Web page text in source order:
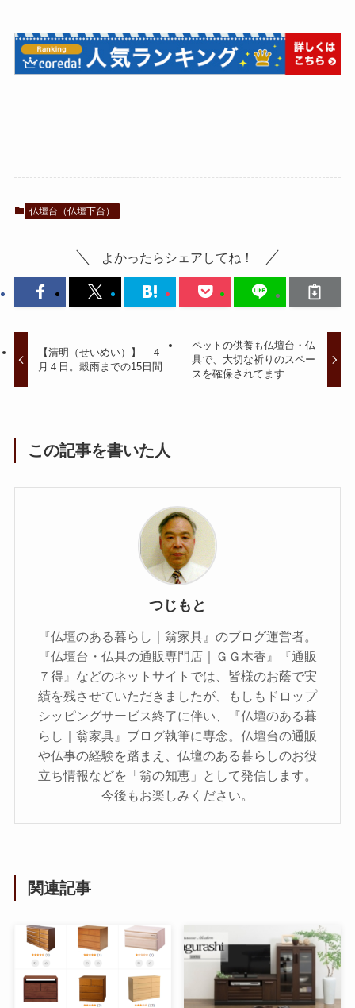
仏壇台（仏壇下台）
よかったらシェアしてね！
【清明（せいめい）】 ４
月４日。穀雨までの15日間
ペットの供養も仏壇台・仏
具で、大切な祈りのスペー
スを確保されてます
この記事を書いた人
つじもと
『仏壇のある暮らし｜翁家具』のブログ運営者。
『仏壇台・仏具の通販専門店｜ＧＧ木香』『通販
７得』などのネットサイトでは、皆様のお蔭で実
績を残させていただきましたが、もしもドロップ
シッピングサービス終了に伴い、『仏壇のある暮
らし｜翁家具』ブログ執筆に専念。仏壇台の通販
や仏事の経験を踏まえ、仏壇のある暮らしのお役
立ち情報などを「翁の知恵」として発信します。
今後もお楽しみください。
関連記事